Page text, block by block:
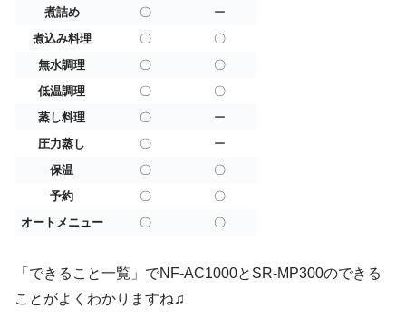
煮詰め
〇
ー
煮込み料理
〇
〇
無水調理
〇
〇
低温調理
〇
〇
蒸し料理
〇
ー
圧力蒸し
〇
ー
保温
〇
〇
予約
〇
〇
オートメニュー
〇 〇
「できること一覧」でNF-AC1000とSR-MP300のできる
ことがよくわかりますね♫